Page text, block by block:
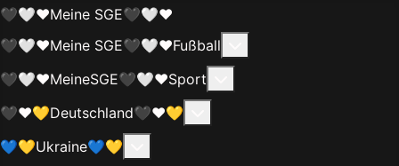
🖤🤍❤️Meine SGE🖤🤍❤️
🖤🤍❤️Meine SGE🖤🤍❤️Fußball
🖤🤍❤️MeineSGE🖤🤍❤️Sport
🖤❤️💛Deutschland🖤❤️💛
💙💛Ukraine💙💛